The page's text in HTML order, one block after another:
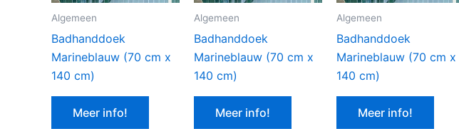
Algemeen
Badhanddoek
Marineblauw (70 cm x
140 cm)
Meer info!
Algemeen
Badhanddoek
Marineblauw (70 cm x
140 cm)
Meer info!
Algemeen
Badhanddoek
Marineblauw (70 cm x
140 cm)
Meer info!